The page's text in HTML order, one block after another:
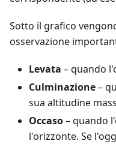
Sotto il grafico
osservazione
Levata – quando
Culminazione–
sua altitudine
Occaso– quando
l'orizzonte. Se